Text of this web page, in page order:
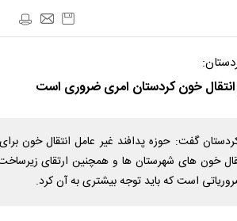
انتقال خون کردستان امری ضروری است
گفت: حوزه پدافند غیر عامل انتقال خون
خون های شهرستان ها و همچنین ارتقای
است که باید توجه بیشتری به آن کرد.